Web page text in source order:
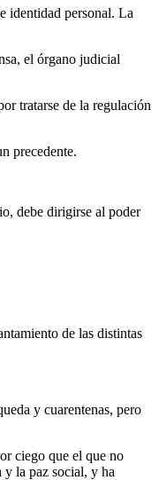
identidad personal. La
el órgano judicial
tratarse de la regulación
precedente.
debe dirigirse al poder
de las distintas
y cuarentenas, pero
ciego que el que no
y la paz social, y ha